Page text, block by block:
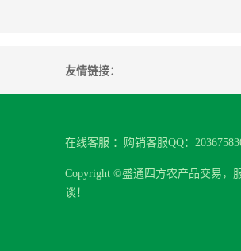
友情链接：
在线客服 ：购销客服QQ：
Copyright ©盛通四方农产品交易，
谈！